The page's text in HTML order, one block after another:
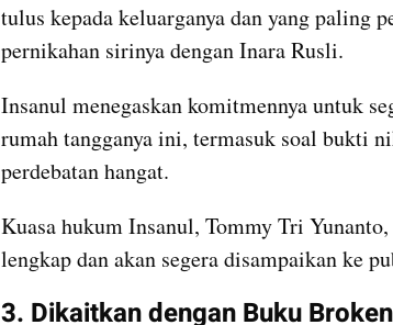
tulus kepada keluarganya dan yang paling
pernikahan sirinya dengan Inara Rusli.
Insanul menegaskan komitmennya untuk
rumah tangganya ini, termasuk soal bukti
perdebatan hangat.
Kuasa hukum Insanul, Tommy Tri
lengkap dan akan segera disampaikan ke
3. Dikaitkan dengan Buku